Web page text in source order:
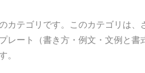
カテゴリです。このカテゴリは
レート（書き方・例文・文例と
。